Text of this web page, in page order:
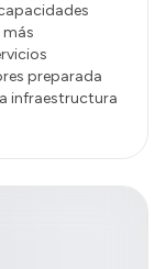
preparada
infraestructura